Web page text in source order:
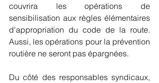
couvrira les opérations de
sensibilisation aux règles élémentaires
d’appropriation du code de la route.
Aussi, les opérations pour la prévention
routière ne seront pas épargnées.
Du côté des responsables syndicaux,